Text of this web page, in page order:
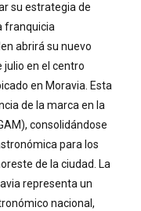
su estrategia de
franquicia
abrirá su nuevo
julio en el centro
en Moravia. Esta
de la marca en la
consolidándose
para los
de la ciudad. La
representa un
nacional,